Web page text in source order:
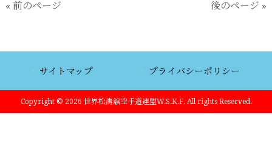
« 前のページ 後のページ »
サイトマップ プライバシーポリシー
Copyright © 2026 世界松濤舘空手道連盟W.S.K.F. All rights Reserved.